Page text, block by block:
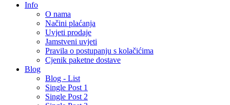
Info
O nama
Načini plaćanja
Uvjeti prodaje
Jamstveni uvjeti
Pravila o postupanju s kolačićima
Cjenik paketne dostave
Blog
Blog - List
Single Post 1
Single Post 2